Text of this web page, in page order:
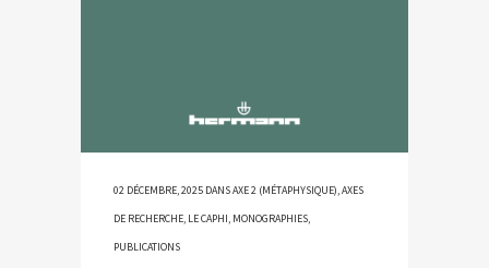
02 DÉCEMBRE, 2025 DANSAXE 2 (MÉTAPHYSIQUE),AXES
DE RECHERCHE, LE CAPHI, MONOGRAPHIES,
PUBLICATIONS